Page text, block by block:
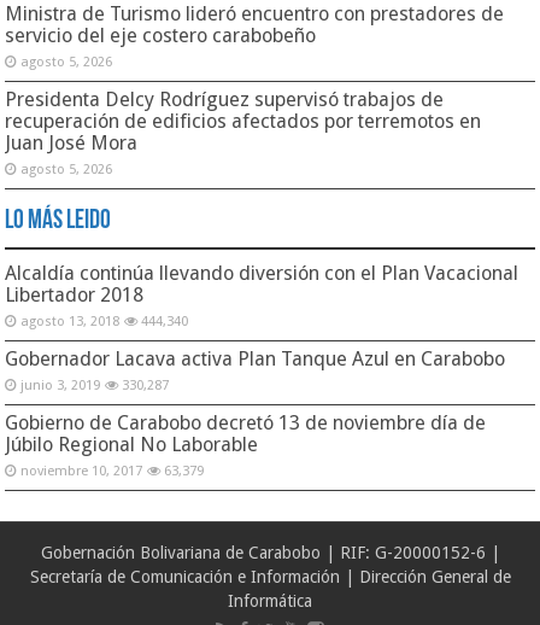
Ministra de Turismo lideró encuentro con prestadores de
servicio del eje costero carabobeño
agosto 5, 2026
Presidenta Delcy Rodríguez supervisó trabajos de
recuperación de edificios afectados por terremotos en
Juan José Mora
agosto 5, 2026
Lo Más Leido
Alcaldía continúa llevando diversión con el Plan Vacacional
Libertador 2018
agosto 13, 2018 444,340
Gobernador Lacava activa Plan Tanque Azul en Carabobo
junio 3, 2019 330,287
Gobierno de Carabobo decretó 13 de noviembre día de
Júbilo Regional No Laborable
noviembre 10, 2017 63,379
Gobernación Bolivariana de Carabobo | RIF: G-20000152-6 |
Secretaría de Comunicación e Información | Dirección General de
Informática